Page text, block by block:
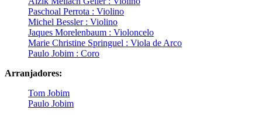
Paschoal Perrota : Violino
Michel Bessler : Violino
Jaques Morelenbaum : Violoncelo
Marie Christine Springuel : Viola de Arco
Paulo Jobim : Coro
Arranjadores:
Tom Jobim
Paulo Jobim